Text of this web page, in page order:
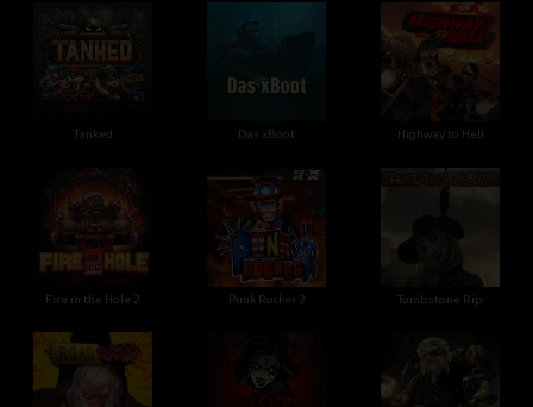
Tanked Das xBoot Highway to Hell
Fire in the Hole 2 Punk Rocker 2 Tombstone Rip